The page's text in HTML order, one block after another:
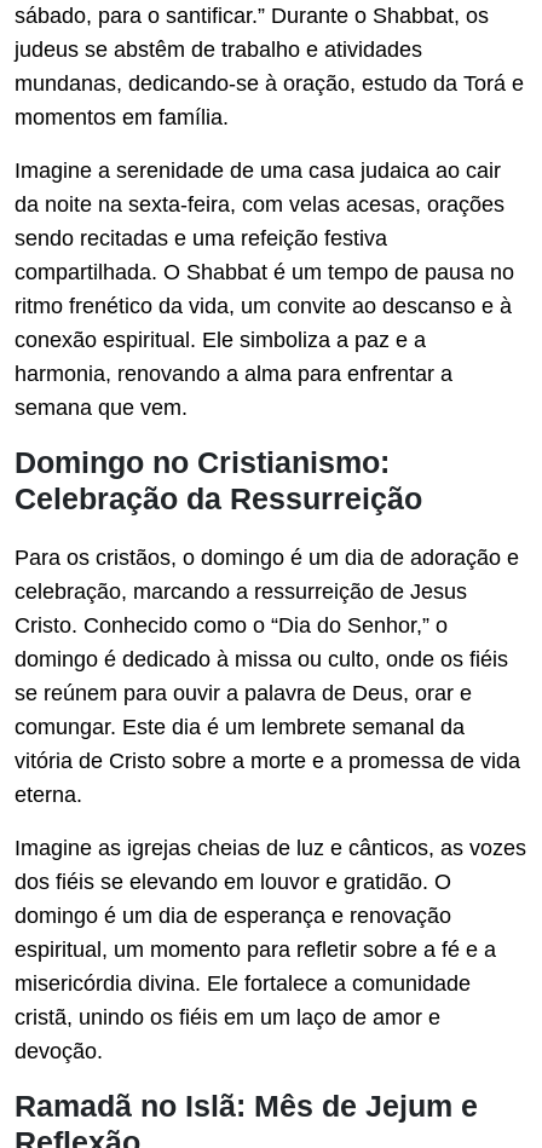
sábado, para o santificar.” Durante o Shabbat, os
judeus se abstêm de trabalho e atividades
mundanas, dedicando-se à oração, estudo da Torá e
momentos em família.
Imagine a serenidade de uma casa judaica ao cair
da noite na sexta-feira, com velas acesas, orações
sendo recitadas e uma refeição festiva
compartilhada. O Shabbat é um tempo de pausa no
ritmo frenético da vida, um convite ao descanso e à
conexão espiritual. Ele simboliza a paz e a
harmonia, renovando a alma para enfrentar a
semana que vem.
Domingo no Cristianismo:
Celebração da Ressurreição
Para os cristãos, o domingo é um dia de adoração e
celebração, marcando a ressurreição de Jesus
Cristo. Conhecido como o “Dia do Senhor,” o
domingo é dedicado à missa ou culto, onde os fiéis
se reúnem para ouvir a palavra de Deus, orar e
comungar. Este dia é um lembrete semanal da
vitória de Cristo sobre a morte e a promessa de vida
eterna.
Imagine as igrejas cheias de luz e cânticos, as vozes
dos fiéis se elevando em louvor e gratidão. O
domingo é um dia de esperança e renovação
espiritual, um momento para refletir sobre a fé e a
misericórdia divina. Ele fortalece a comunidade
cristã, unindo os fiéis em um laço de amor e
devoção.
Ramadã no Islã: Mês de Jejum e